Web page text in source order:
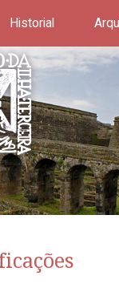
Historial